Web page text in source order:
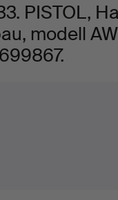
PISTOL,
modell